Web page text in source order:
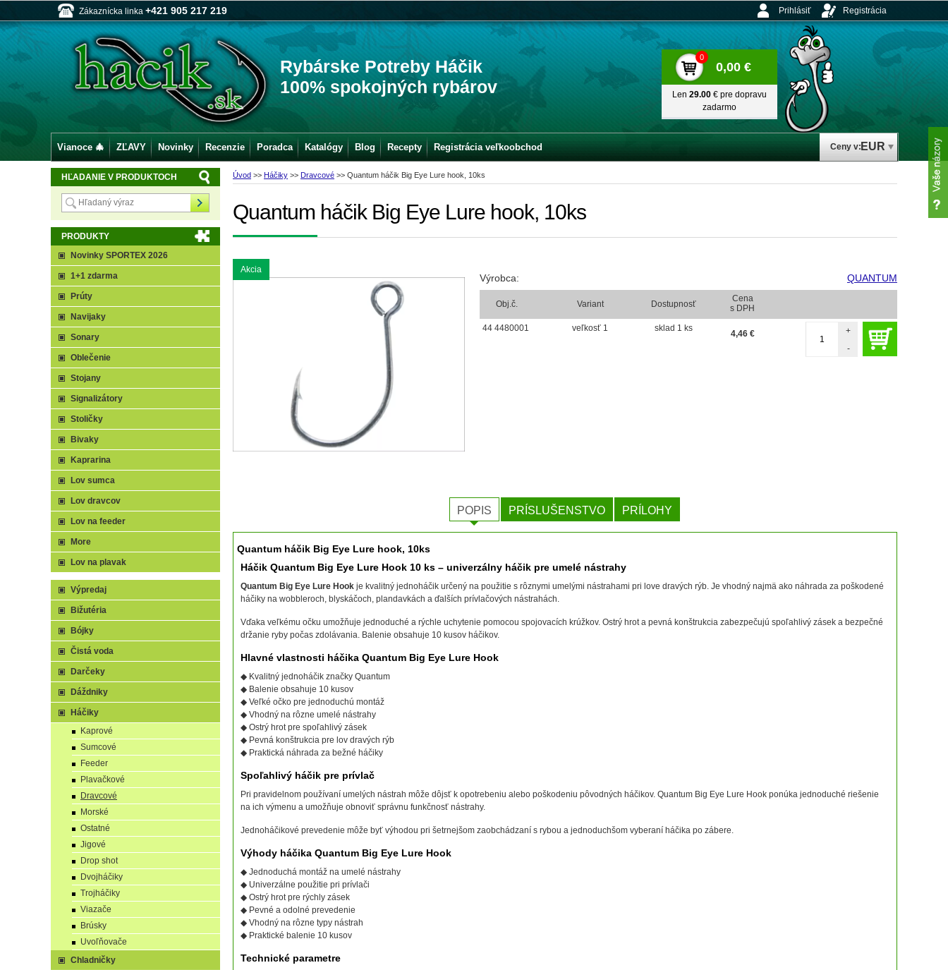
Zákaznícka linka +421 905 217 219
Rybárske Potreby Háčik
100% spokojných rybárov
Ceny v: EUR
Prihlásiť Registrácia
0
0,00 €
Len 29.00 € pre dopravu
zadarmo
Úvod >> Háčiky >> Dravcové >> Quantum háčik Big Eye Lure hook, 10ks
Quantum háčik Big Eye Lure hook, 10ks
Akcia
Výrobca: QUANTUM
Obj.č. Variant Dostupnosť
Cena
s DPH
44 4480001
veľkosť 1 sklad 1 ks
4,46 €
-
+
POPIS PRÍSLUŠENSTVO PRÍLOHY
Quantum háčik Big Eye Lure hook, 10ks
Háčik Quantum Big Eye Lure Hook 10 ks – univerzálny háčik pre umelé nástrahy
Quantum Big Eye Lure Hook je kvalitný jednoháčik určený na použitie s rôznymi umelými nástrahami pri love dravých rýb. Je vhodný najmä ako náhrada za poškodené
háčiky na wobbleroch, blyskáčoch, plandavkách a ďalších prívlačových nástrahách.
Vďaka veľkému očku umožňuje jednoduché a rýchle uchytenie pomocou spojovacích krúžkov. Ostrý hrot a pevná konštrukcia zabezpečujú spoľahlivý zásek a bezpečné
držanie ryby počas zdolávania. Balenie obsahuje 10 kusov háčikov.
Hlavné vlastnosti háčika Quantum Big Eye Lure Hook
◆ Kvalitný jednoháčik značky Quantum
◆ Balenie obsahuje 10 kusov
◆ Veľké očko pre jednoduchú montáž
◆ Vhodný na rôzne umelé nástrahy
◆ Ostrý hrot pre spoľahlivý zásek
◆ Pevná konštrukcia pre lov dravých rýb
◆ Praktická náhrada za bežné háčiky
Spoľahlivý háčik pre prívlač
Pri pravidelnom používaní umelých nástrah môže dôjsť k opotrebeniu alebo poškodeniu pôvodných háčikov. Quantum Big Eye Lure Hook ponúka jednoduché riešenie
na ich výmenu a umožňuje obnoviť správnu funkčnosť nástrahy.
Jednoháčikové prevedenie môže byť výhodou pri šetrnejšom zaobchádzaní s rybou a jednoduchšom vyberaní háčika po zábere.
Výhody háčika Quantum Big Eye Lure Hook
◆ Jednoduchá montáž na umelé nástrahy
◆ Univerzálne použitie pri prívlači
◆ Ostrý hrot pre rýchly zásek
◆ Pevné a odolné prevedenie
◆ Vhodný na rôzne typy nástrah
◆ Praktické balenie 10 kusov
Technické parametre
HĽADANIE V PRODUKTOCH
PRODUKTY
Novinky SPORTEX 2026
1+1 zdarma
Prúty
Navijaky
Sonary
Oblečenie
Stojany
Signalizátory
Stoličky
Bivaky
Kaprarina
Lov sumca
Lov dravcov
Lov na feeder
More
Lov na plavak
Výpredaj
Bižutéria
Bójky
Čistá voda
Darčeky
Dáždniky
Háčiky
Kaprové
Sumcové
Feeder
Plavačkové
Dravcové
Morské
Ostatné
Jigové
Drop shot
Dvojháčiky
Trojháčiky
Viazače
Brúsky
Uvoľňovače
Chladničky
Vianoce 🎄 ZĽAVY Novinky Recenzie Poradca Katalógy Blog Recepty Registrácia veľkoobchod